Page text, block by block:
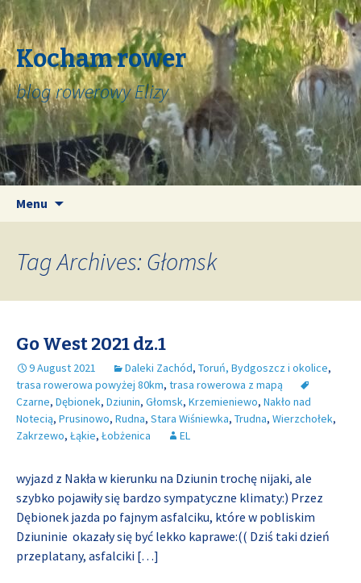
Kocham rower
blog rowerowy Elizy
Menu
Tag Archives: Głomsk
Go West 2021 dz.1
9 August 2021 Daleki Zachód, Toruń, Bydgoszcz i okolice,
trasa rowerowa powyżej 80km, trasa rowerowa z mapą
Czarne, Dębionek, Dziunin, Głomsk, Krzemieniewo, Nakło nad
Notecią, Prusinowo, Rudna, Stara Wiśniewka, Trudna, Wierzchołek,
Zakrzewo, Łąkie, Łobżenica EL
wyjazd z Nakła w kierunku na Dziunin trochę nijaki, ale
szybko pojawiły się bardzo sympatyczne klimaty:) Przez
Dębionek jazda po fajnym asfalciku, które w pobliskim
Dziuninie okazały się być lekko kaprawe:(( Dziś taki dzień
przeplatany, asfalciki […]